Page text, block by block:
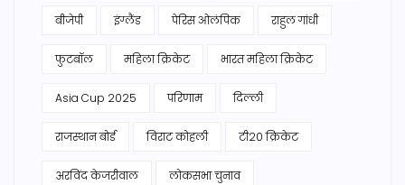
बीजेपी इंग्लैंड पेरिस ओलंपिक राहुल गांधी
फुटबॉल महिला क्रिकेट भारत महिला क्रिकेट
Asia Cup 2025 परिणाम दिल्ली
राजस्थान बोर्ड विराट कोहली टी20 क्रिकेट
अरविंद केजरीवाल लोकसभा चुनाव